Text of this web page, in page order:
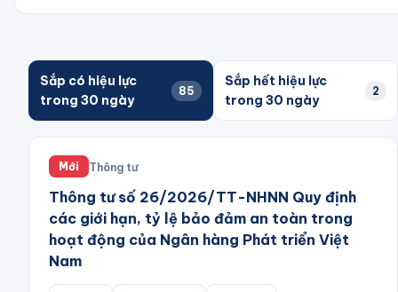
Sắp có hiệu lực
trong 30 ngày
85
Sắp hết hiệu lực
trong 30 ngày
2
Mới Thông tư
Thông tư số 26/2026/TT-NHNN Quy định
các giới hạn, tỷ lệ bảo đảm an toàn trong
hoạt động của Ngân hàng Phát triển Việt
Nam